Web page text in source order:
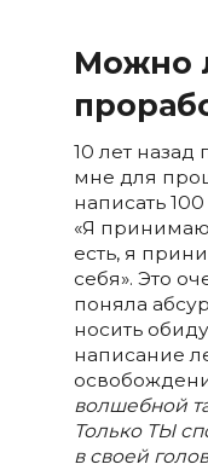
Можно
10 лет назад
мне для
написать
«Я принимаю
есть, я
себя». Это
поняла
носить
написание
волшебной
Только ТЫ
в своей